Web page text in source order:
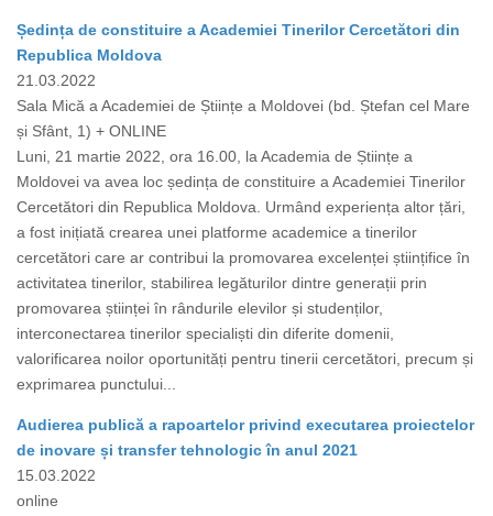
Ședința de constituire a Academiei Tinerilor Cercetători din
Republica Moldova
21.03.2022
Sala Mică a Academiei de Științe a Moldovei (bd. Ștefan cel Mare
și Sfânt, 1) + ONLINE
Luni, 21 martie 2022, ora 16.00, la Academia de Științe a
Moldovei va avea loc ședința de constituire a Academiei Tinerilor
Cercetători din Republica Moldova. Urmând experiența altor țări,
a fost inițiată crearea unei platforme academice a tinerilor
cercetători care ar contribui la promovarea excelenței științifice în
activitatea tinerilor, stabilirea legăturilor dintre generații prin
promovarea științei în rândurile elevilor și studenților,
interconectarea tinerilor specialiști din diferite domenii,
valorificarea noilor oportunități pentru tinerii cercetători, precum și
exprimarea punctului...
Audierea publică a rapoartelor privind executarea proiectelor
de inovare și transfer tehnologic în anul 2021
15.03.2022
online